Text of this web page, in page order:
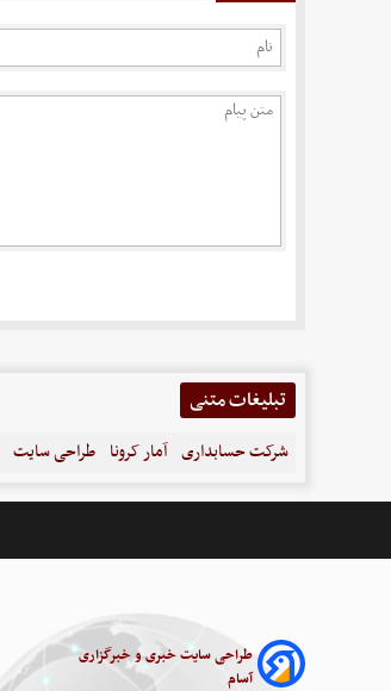
تبلیغات متنی
شرکت حسابداری آمار کرونا طراحی سایت
طراحی سایت خبری و خبرگزاری
آسام